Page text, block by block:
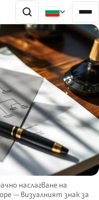
наслагване на
— визуалният знак за